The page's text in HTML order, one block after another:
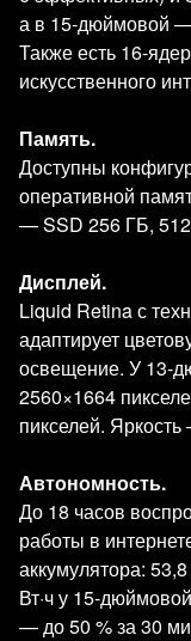
а в 15‑дюймовой
Также есть
искусственного
Память.
Доступны
оперативной
— SSD 256 ГБ,
Дисплей.
Liquid Retina с
адаптирует
освещение. У
2560×1664
пикселей.
Автономность.
До 18 часов
работы в
аккумулятора:
Вт·ч у
— до 50 % за 30